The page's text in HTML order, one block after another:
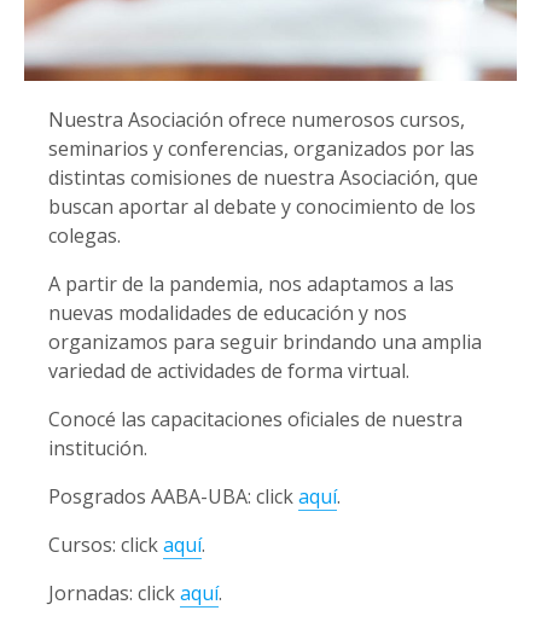
Nuestra Asociación ofrece numerosos cursos,
seminarios y conferencias, organizados por las
distintas comisiones de nuestra Asociación, que
buscan aportar al debate y conocimiento de los
colegas.
A partir de la pandemia, nos adaptamos a las
nuevas modalidades de educación y nos
organizamos para seguir brindando una amplia
variedad de actividades de forma virtual.
Conocé las capacitaciones oficiales de nuestra
institución.
Posgrados AABA-UBA: clickaquí.
Cursos: clickaquí.
Jornadas: clickaquí.